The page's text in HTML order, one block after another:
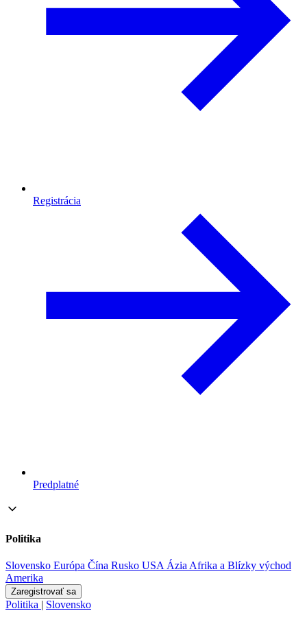
Registrácia
Predplatné
Politika
Slovensko Európa Čína Rusko USA ÁziaAfrika a Blízky východ
Amerika
Zaregistrovať sa
Politika | Slovensko